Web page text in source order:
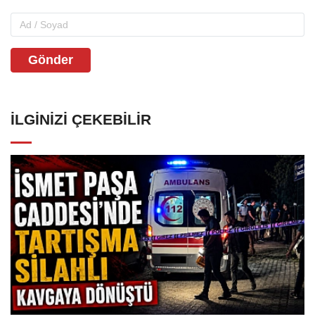
Gönder
İLGINIZI ÇEKEBILIR